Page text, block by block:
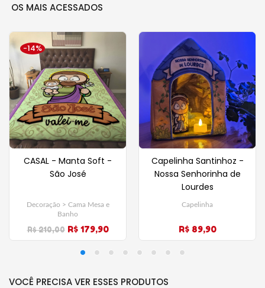
OS MAIS ACESSADOS
-14%
CASAL - Manta Soft -
São José
Decoração > Cama Mesa e
Banho
R$ 210,00 R$ 179,90
Capelinha Santinhoz -
Nossa Senhorinha de
Lourdes
Capelinha
R$ 89,90
VOCÊ PRECISA VER ESSES PRODUTOS